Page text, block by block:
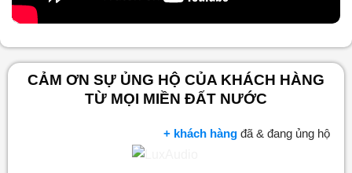
CẢM ƠN SỰ ỦNG HỘ CỦA KHÁCH HÀNG
TỪ MỌI MIỀN ĐẤT NƯỚC
+ khách hàng đã & đang ủng hộ